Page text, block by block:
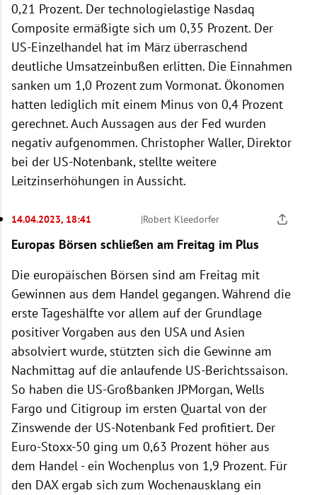
0,21 Prozent. Der technologielastige Nasdaq
Composite ermäßigte sich um 0,35 Prozent. Der
US-Einzelhandel hat im März überraschend
deutliche Umsatzeinbußen erlitten. Die Einnahmen
sanken um 1,0 Prozent zum Vormonat. Ökonomen
hatten lediglich mit einem Minus von 0,4 Prozent
gerechnet. Auch Aussagen aus der Fed wurden
negativ aufgenommen. Christopher Waller, Direktor
bei der US-Notenbank, stellte weitere
Leitzinserhöhungen in Aussicht.
14.04.2023, 18:41 |Robert Kleedorfer
Europas Börsen schließen am Freitag im Plus
Die europäischen Börsen sind am Freitag mit
Gewinnen aus dem Handel gegangen. Während die
erste Tageshälfte vor allem auf der Grundlage
positiver Vorgaben aus den USA und Asien
absolviert wurde, stützten sich die Gewinne am
Nachmittag auf die anlaufende US-Berichtssaison.
So haben die US-Großbanken JPMorgan, Wells
Fargo und Citigroup im ersten Quartal von der
Zinswende der US-Notenbank Fed profitiert. Der
Euro-Stoxx-50 ging um 0,63 Prozent höher aus
dem Handel - ein Wochenplus von 1,9 Prozent. Für
den DAX ergab sich zum Wochenausklang ein